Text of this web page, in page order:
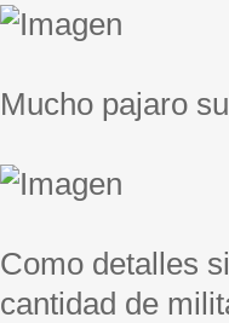
Mucho pajaro
Como detalles
cantidad de